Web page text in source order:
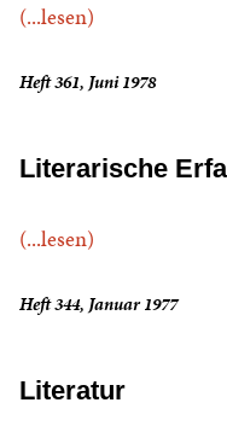
(...lesen)
Heft 361, Juni 1978
Literarische
(...lesen)
Heft 344, Januar 1977
Literatur